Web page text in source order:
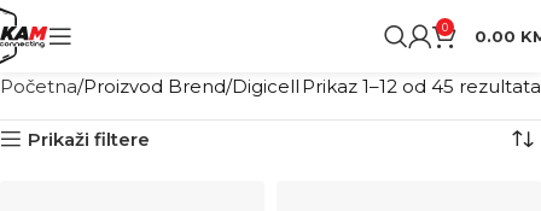
0 0.00
Početna Proizvod Brend Digicell Prikaz 1–12 od 45 rezultata
Prikaži filtere